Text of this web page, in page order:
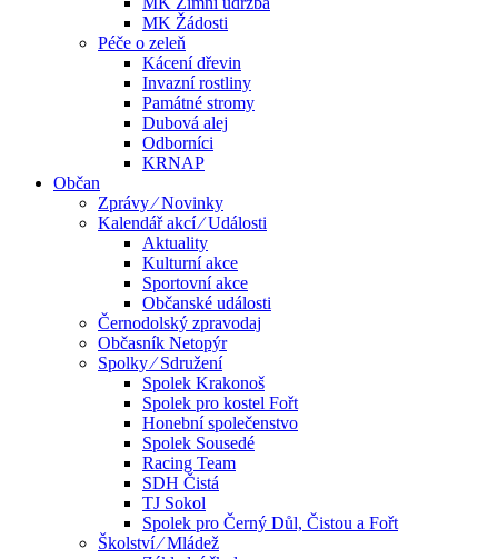
MK Žádosti
Péče o zeleň
Kácení dřevin
Invazní rostliny
Památné stromy
Dubová alej
Odborníci
KRNAP
Občan
Zprávy ⁄ Novinky
Kalendář akcí ⁄ Události
Aktuality
Kulturní akce
Sportovní akce
Občanské události
Černodolský zpravodaj
Občasník Netopýr
Spolky ⁄ Sdružení
Spolek Krakonoš
Spolek pro kostel Fořt
Honební společenstvo
Spolek Sousedé
Racing Team
SDH Čistá
TJ Sokol
Spolek pro Černý Důl, Čistou a Fořt
Školství ⁄ Mládež